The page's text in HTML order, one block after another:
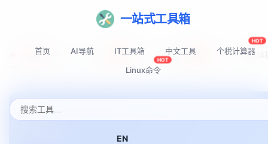
一站式工具箱
首页 AI导航 IT工具箱 中文工具 个税计算器
HOT
Linux命令
HOT
EN
🔥 热门推荐: Top-AI-Tools NEW AI提示词秘籍 NEW AI IDE智能体
dnf